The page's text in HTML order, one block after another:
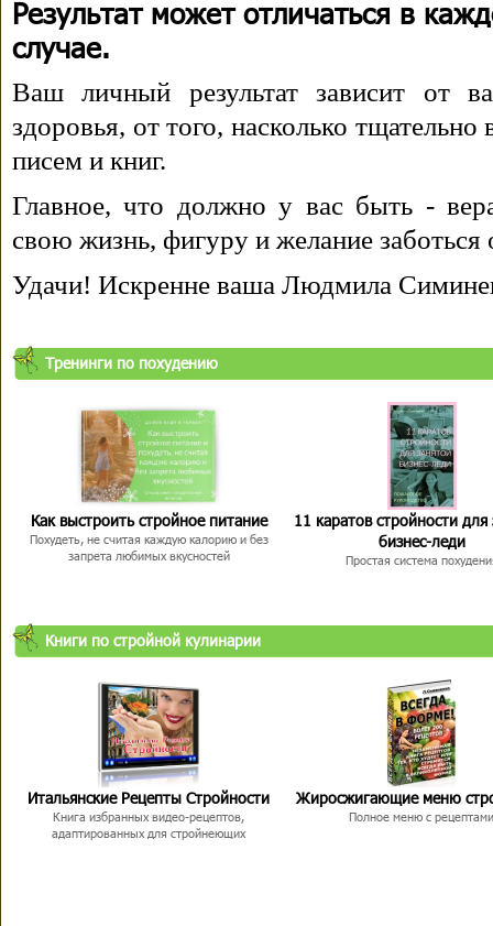
Результат может отличаться в
случае.
Ваш личный результат зависит от
здоровья, от того, насколько
писем и книг.
Главное, что должно у вас быть -
свою жизнь, фигуру и желание заботься
Удачи! Искренне ваша Людмила
Тренинги по похудению
Как выстроить стройное питание
Похудеть, не считая каждую калорию и без
запрета любимых вкусностей
11 каратов стройности для
бизнес-леди
Простая система
Книги по стройной кулинарии
Итальянские Рецепты Стройности
Книга избранных видео-рецептов,
адаптированных для стройнеющих
Жиросжигающие меню
Полное меню с рецептами